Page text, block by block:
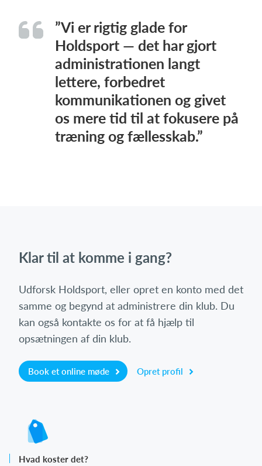
”Vi er rigtig glade for
Holdsport — det har gjort
administrationen langt
lettere, forbedret
kommunikationen og givet
os mere tid til at fokusere på
træning og fællesskab.”
Klar til at komme i gang?
Udforsk Holdsport, eller opret en konto med det
samme og begynd at administrere din klub. Du
kan også kontakte os for at få hjælp til
opsætningen af din klub.
Book et online møde Opret profil
Hvad koster det?